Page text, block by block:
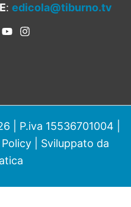
: edicola@tiburno.tv
| P.iva 15536701004 |
| Sviluppato da